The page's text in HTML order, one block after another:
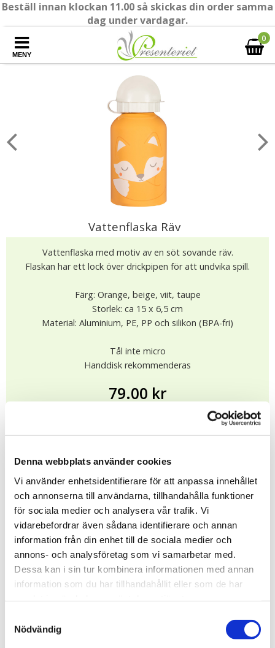
Denna webbplats använder cookies
Vi använder enhetsidentifierare för att anpassa innehållet
och annonserna till användarna, tillhandahålla funktioner
för sociala medier och analysera vår trafik. Vi
vidarebefordrar även sådana identifierare och annan
information från din enhet till de sociala medier och
annons- och analysföretag som vi samarbetar med.
Dessa kan i sin tur kombinera informationen med annan
information som du har tillhandahållit eller som de har
Nödvändig
Beställ innan klockan 11.00 så skickas din order samma
dag under vardagar.
MENY
0
Vattenflaska Räv
Vattenflaska med motiv av en söt sovande räv.
Flaskan har ett lock över drickpipen för att undvika spill.
Färg: Orange, beige, viit, taupe
Storlek: ca 15 x 6,5 cm
Material: Aluminium, PE, PP och silikon (BPA-fri)
Tål inte micro
Handdisk rekommenderas
79.00 kr
BEVAKA
★★★★★
Tipsa
Upptäck mer
Presenter till Barnet
Julklappar till Barnen
Kök